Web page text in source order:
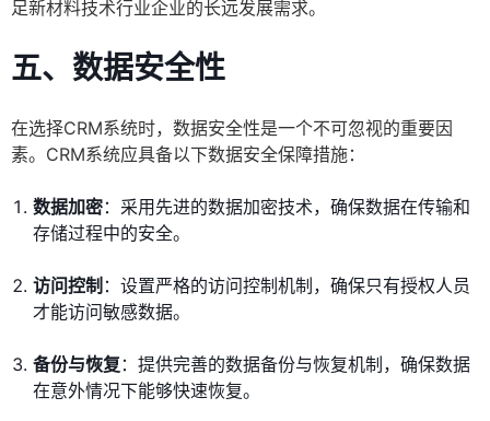
足新材料技术行业企业的长远发展需求。
五、数据安全性
在选择CRM系统时，数据安全性是一个不可忽视的重要因
素。CRM系统应具备以下数据安全保障措施：
数据加密：采用先进的数据加密技术，确保数据在传输和
存储过程中的安全。
访问控制 ：设置严格的访问控制机制，确保只有授权人员
才能访问敏感数据。
备份与恢复 ：提供完善的数据备份与恢复机制，确保数据
在意外情况下能够快速恢复。